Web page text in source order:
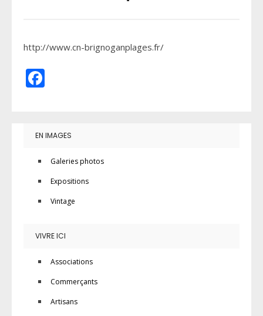
http://www.cn-brignoganplages.fr/
EN IMAGES
Galeries photos
Expositions
Vintage
VIVRE ICI
Associations
Commerçants
Artisans